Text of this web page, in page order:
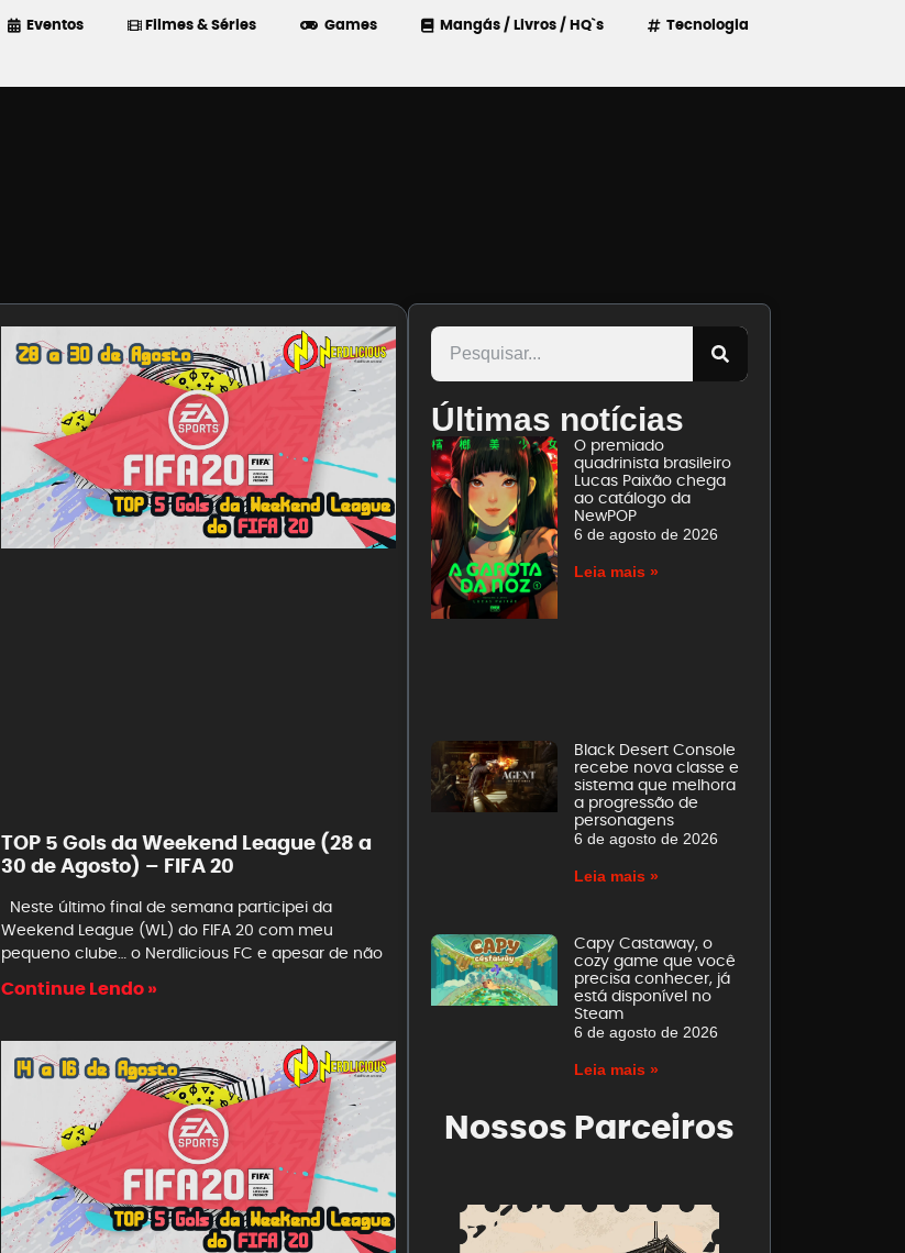
Eventos Filmes & Séries Games Mangás / Livros / HQ`s Tecnologia
TOP 5 Gols da Weekend League (28 a
30 de Agosto) – FIFA 20
Neste último final de semana participei da
Weekend League (WL) do FIFA 20 com meu
pequeno clube… o Nerdlicious FC e apesar de não
Continue Lendo »
Últimas notícias
O premiado
quadrinista brasileiro
Lucas Paixão chega
ao catálogo da
NewPOP
6 de agosto de 2026
Leia mais »
Black Desert Console
recebe nova classe e
sistema que melhora
a progressão de
personagens
6 de agosto de 2026
Leia mais »
Capy Castaway, o
cozy game que você
precisa conhecer, já
está disponível no
Steam
6 de agosto de 2026
Leia mais »
Nossos Parceiros